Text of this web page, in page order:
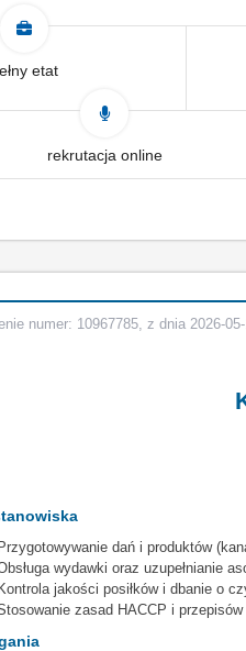
etat
rekrutacja online
numer: 10967785, z dnia 2026-
Przygotowywanie dań i produktów
wydawki oraz uzupełnianie
Kontrola jakości posiłków i dbanie o
zasad HACCP i przepisów